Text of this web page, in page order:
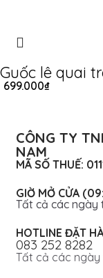
Guốc lê quai
699.000₫
CÔNG TY
NAM
MÃ SỐ THUẾ:
GIỜ MỞ CỬA
Tất cả các ngày
HOTLINE ĐẶT
083 252 8282
Tất cả các